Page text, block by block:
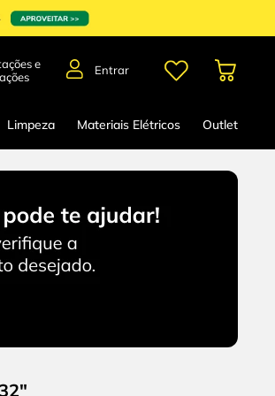
e
Entrar
Limpeza Materiais Elétricos Outlet